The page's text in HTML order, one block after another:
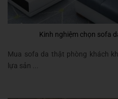
Kinh nghiệm chọn sofa
Mua sofa da thật phòng khách
lựa sản ...